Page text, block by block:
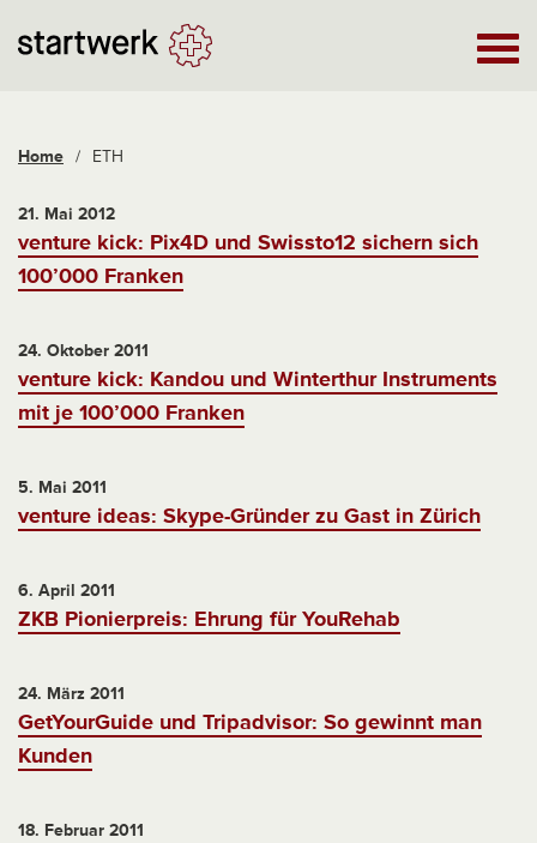
Home / ETH
21. Mai 2012
venture kick: Pix4D und Swissto12 sichern sich
100’000 Franken
24. Oktober 2011
venture kick: Kandou und Winterthur Instruments
mit je 100’000 Franken
5. Mai 2011
venture ideas: Skype-Gründer zu Gast in Zürich
6. April 2011
ZKB Pionierpreis: Ehrung für YouRehab
24. März 2011
GetYourGuide und Tripadvisor: So gewinnt man
Kunden
18. Februar 2011